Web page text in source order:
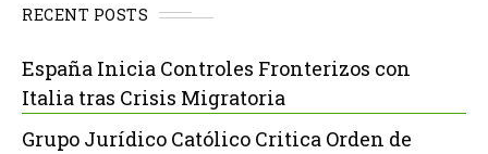
RECENT POSTS
España Inicia Controles Fronterizos con
Italia tras Crisis Migratoria
Grupo Jurídico Católico Critica Orden de